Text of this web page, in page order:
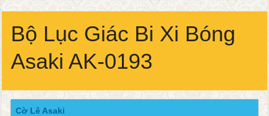
Bộ Lục Giác Bi Xi Bóng
Asaki AK-0193
Cờ Lê Asaki